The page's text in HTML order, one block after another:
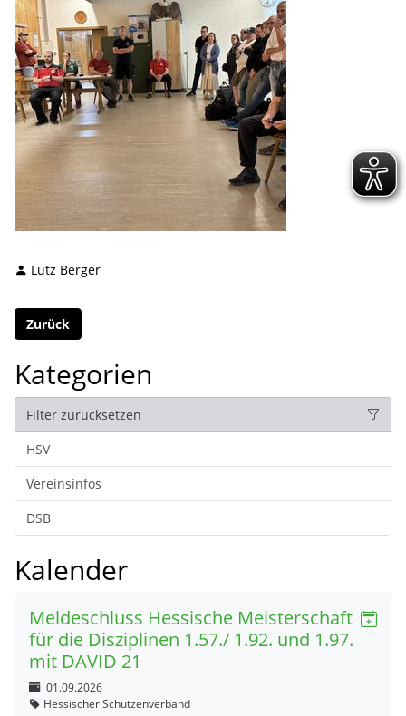
Lutz Berger
Zurück
Kategorien
Filter zurücksetzen
HSV
Vereinsinfos
DSB
Kalender
Meldeschluss Hessische Meisterschaft
für die Disziplinen 1.57./ 1.92. und 1.97.
mit DAVID 21
01.09.2026
Hessischer Schützenverband